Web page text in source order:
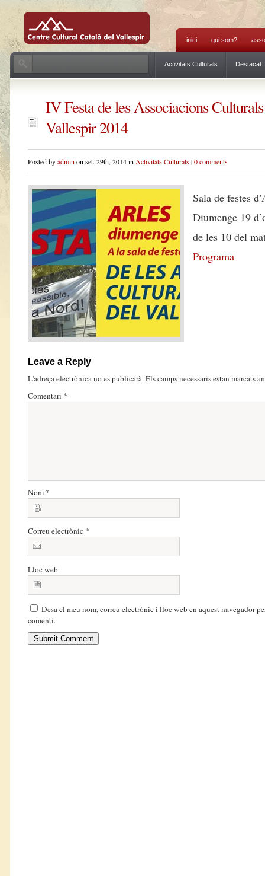
inici qui som?
Activitats Culturals Destacat
IV Festa de les Associacions
Vallespir 2014
Posted byadmin on set. 29th, 2014 in Activitats Culturals|0 comments
Sala de festes
Diumenge 19
de les 10 del
Programa
Leave a Reply
L'adreça electrònica no es publicarà.Els camps necessaris estan marcats
Comentari *
Nom *
Correu electrònic *
Lloc web
Desa el meu nom, correu electrònic i lloc web en aquest navegador
comenti.